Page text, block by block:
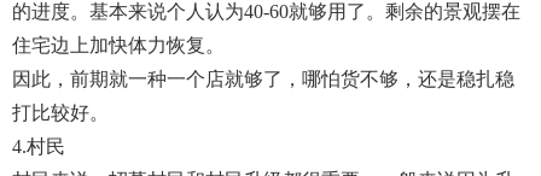
的进度。基本来说个人认为40-60就够用了。剩余的景观摆在
住宅边上加快体力恢复。
因此，前期就一种一个店就够了，哪怕货不够，还是稳扎稳
打比较好。
4.村民